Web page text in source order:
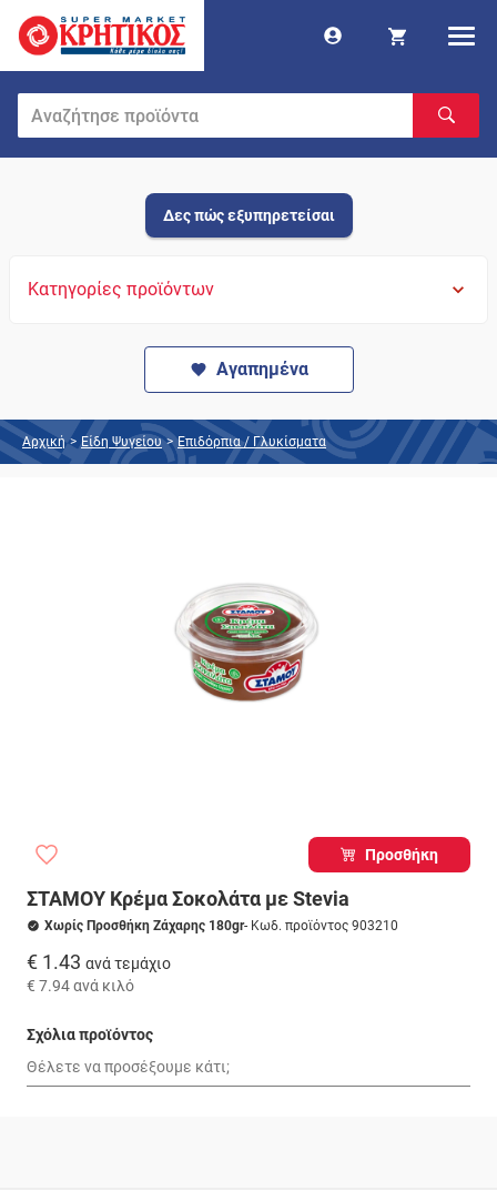
Δες πώς εξυπηρετείσαι
Κατηγορίες προϊόντων
Αγαπημένα
Αρχική > Είδη Ψυγείου > Επιδόρπια / Γλυκίσματα
Προσθήκη
ΣΤΑΜΟΥ Κρέμα Σοκολάτα με Stevia
Χωρίς Προσθήκη Ζάχαρης 180gr- Κωδ. προϊόντος 903210
€ 1.43 ανά τεμάχιο
€ 7.94ανά κιλό
Σχόλια προϊόντος